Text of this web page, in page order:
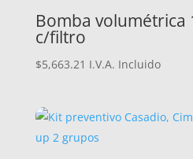
Bomba volumétrica
c/filtro
$5,663.21 I.V.A. Incluido